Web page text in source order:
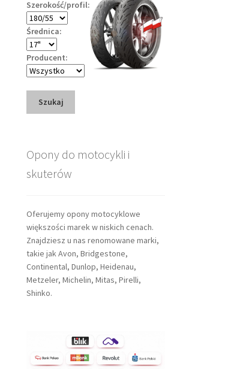
Szerokość/profil:
Średnica:
Producent:
Szukaj
Opony do motocykli i
skuterów
Oferujemy opony motocyklowe
większości marek w niskich cenach.
Znajdziesz u nas renomowane marki,
takie jak Avon, Bridgestone,
Continental, Dunlop, Heidenau,
Metzeler, Michelin, Mitas, Pirelli,
Shinko.